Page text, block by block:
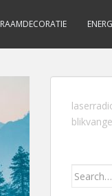
RAAMDECORATIE
Search